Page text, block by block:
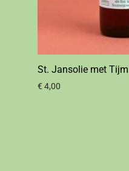
St. Jansolie met Tijm
€ 4,00